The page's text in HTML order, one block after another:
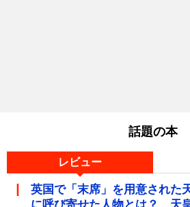
話題の本
レビュー
英国で「末席」を用意された
に呼び寄せた人物とは？ 天